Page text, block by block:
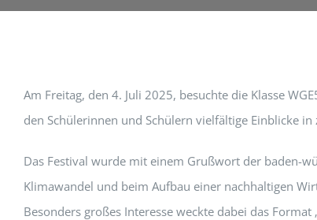
Am Freitag, den 4. Juli 2025, besuchte die Klasse
den Schülerinnen und Schülern vielfältige Einblicke
Das Festival wurde mit einem Grußwort der baden-
Klimawandel und beim Aufbau einer nachhaltigen
Besonders großes Interesse weckte dabei das